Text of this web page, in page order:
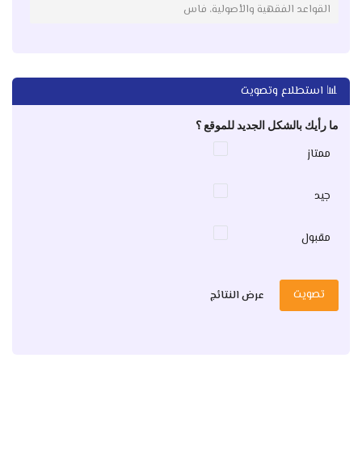
القواعد الفقهية والأصولية، فاس
📊 استطلاع وتصويت
ما رأيك بالشكل الجديد للموقع ؟
ممتاز
جيد
مقبول
تصويت عرض النتائج